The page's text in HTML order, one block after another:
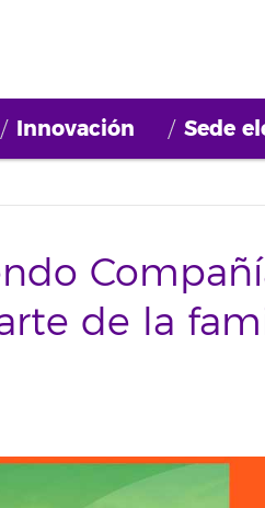
Innovación Sede
de la